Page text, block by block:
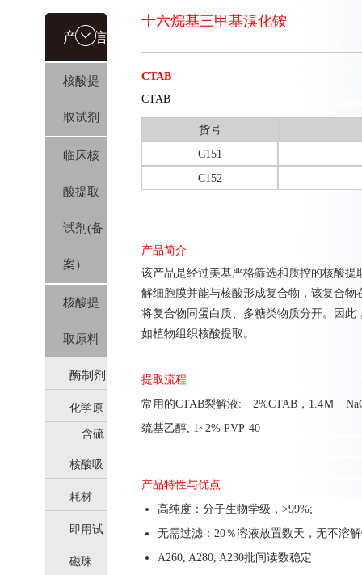
产品信
息
核酸提
取试剂
临床核
酸提取
试剂(备
案）
核酸提
取原料
酶制剂
化学原
含硫
的还
原剂
核酸吸
附柱
耗材
即用试
剂
磁珠
十六烷基三甲基溴化铵
CTAB
CTAB
货号
C151
C152
产品简介
该产品是经过美基严格筛选和质控的核酸
解细胞膜并能与核酸形成复合物，该复合
将复合物同蛋白质、多糖类物质分开。因
如植物组织核酸提取。
提取流程
常用的CTAB裂解液: 2%CTAB，1.4Ｍ
巯基乙醇, 1~2% PVP-40
产品特性与优点
高纯度：分子生物学级，>99%;
无需过滤：20％溶液放置数天，无不溶
A260, A280, A230批间读数稳定